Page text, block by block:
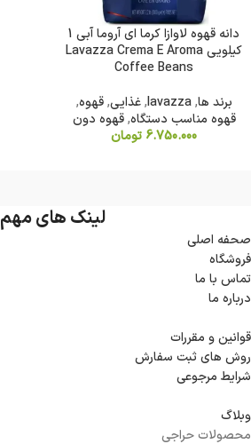
دانه قهوه لاوازا کرما ای آروما آبی 1
کیلویی Lavazza Crema E Aroma
Coffee Beans
برند ها,
lavazza
,غذایی,قهوه,
قهوه مناسب دستگاه,قهوه دون
6.750.000 تومان
لینک های مهم
صحفه اصلی
فروشگاه
تماس با ما
درباره ما
قوانین و مقررات
روش های ثبت سفارش
شرایط مرجوعی
وبلاگ
محصولات حراجی